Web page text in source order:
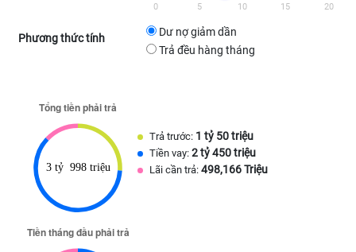
0 5 10 15 20
Phương thức tính
Dư nợ giảm dần
Trả đều hàng tháng
Trả trước: 1 tỷ 50 triệu
Tiền vay: 2 tỷ 450 triệu
Lãi cần trả: 498,166 Triệu